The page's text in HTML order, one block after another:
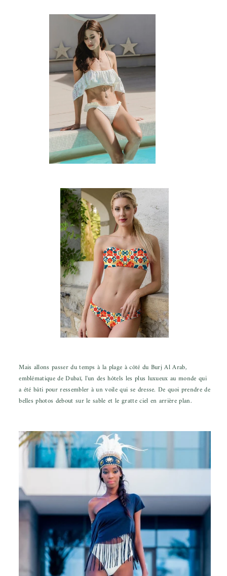
Mais allons passer du temps à la plage à côté du Burj Al Arab,
emblématique de Dubaï, l'un des hôtels les plus luxueux au monde qui
a été bâti pour ressembler à un voile qui se dresse. De quoi prendre de
belles photos debout sur le sable et le gratte ciel en arrière plan.